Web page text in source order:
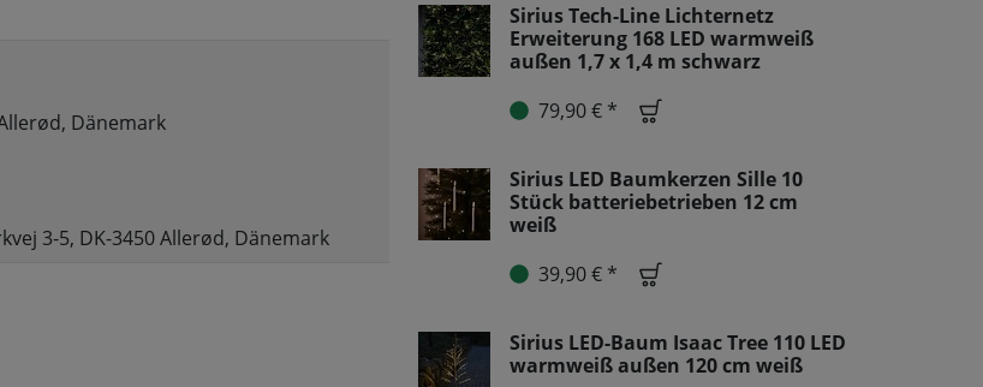
Dänemark
3-5, DK-3450 Allerød, Dänemark
Sirius Tech-Line Lichternetz
Erweiterung 168 LED warmweiß
außen 1,7 x 1,4 m schwarz
79,90 € *
Sirius LED Baumkerzen Sille 10
Stück batteriebetrieben 12 cm
weiß
39,90 € *
Sirius LED-Baum Isaac Tree 110 LED
warmweiß außen 120 cm weiß